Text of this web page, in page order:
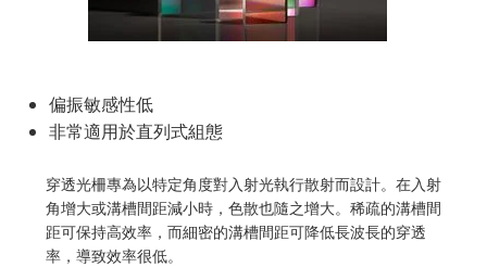
Components | SCHOTT 光學元件
紅外線光學產品
纖
射光學
| 超快光學
| 雷射顯微鏡
| 晶體和隔離器
| 雷射偏光片
射稜鏡
|顯微鏡照明
體視顯微鏡系統
| 顯微鏡濾光片
| 成像鏡頭配件
| Pixelink 相機
Detection
Tomography
and Detection
Production | 清倉實驗室和生產線用品
and Production | 重新認證實驗室和生產線
偏振敏感性低
非常適用於直列式組態
穿透光柵專為以特定角度對入射光執行散射而設計。在入射
角增大或溝槽間距減小時，色散也隨之增大。稀疏的溝槽間
距可保持高效率，而細密的溝槽間距可降低長波長的穿透
率，導致效率很低。